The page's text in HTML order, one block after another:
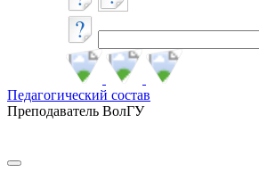
Педагогический состав
Преподаватель ВолГУ